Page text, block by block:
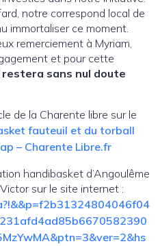
notre correspond local de
immortaliser ce moment.
remerciement à Myriam,
et pour cette
sans nul doute
de la Charente libre sur le
fauteuil et du torball
– Charente Libre.fr
handibasket d’Angoulême
sur le site internet :